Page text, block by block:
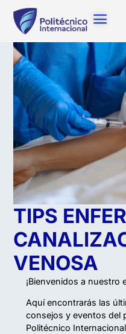
TIPS
VENOSA
¡Bienvenidos a nuestro
Aquí encontrarás las
consejos y eventos del
Politécnico